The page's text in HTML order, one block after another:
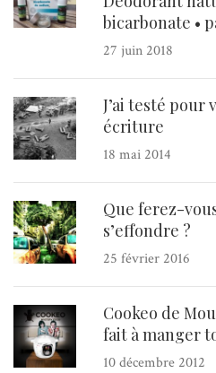
bicarbonate •
27 juin 2018
J’ai testé
écriture
18 mai 2014
Que ferez-
s’effondre ?
25 février 2016
Cookeo de
fait à manger
10 décembre 2012